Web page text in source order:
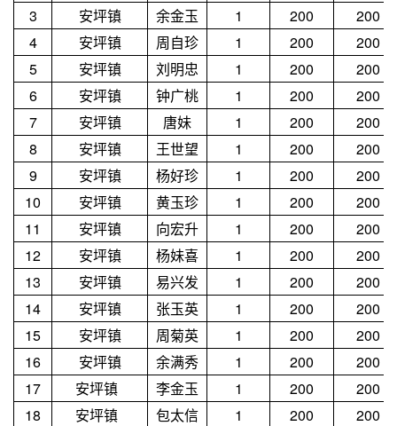
3
安坪镇 余金玉 1 200
200
4
安坪镇 周自珍 1 200
200
5
安坪镇 刘明忠 1 200
200
6
安坪镇 钟广桃 1 200
200
7
安坪镇 唐妹 1 200
200
8
安坪镇 王世望 1 200
200
9
安坪镇 杨好珍 1 200
200
10
安坪镇 黄玉珍 1 200
200
11
安坪镇 向宏升 1 200
200
12
安坪镇 杨妹喜 1 200
200
13
安坪镇 易兴发 1 200
200
14
安坪镇 张玉英 1 200
200
15
安坪镇 周菊英 1 200
200
16
安坪镇 余满秀 1 200
200
17
安坪镇 李金玉 1 200
200
18
安坪镇 包太信 1 200
200